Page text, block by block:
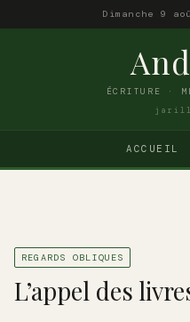
Dimanche 9
ÉCRITURE ·
ACCUEIL
REGARDS OBLIQUES
L’appel des